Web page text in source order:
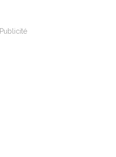
Publicité